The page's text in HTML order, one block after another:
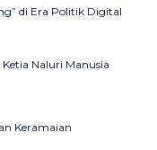
di Era Politik Digital
Naluri Manusia
Keramaian